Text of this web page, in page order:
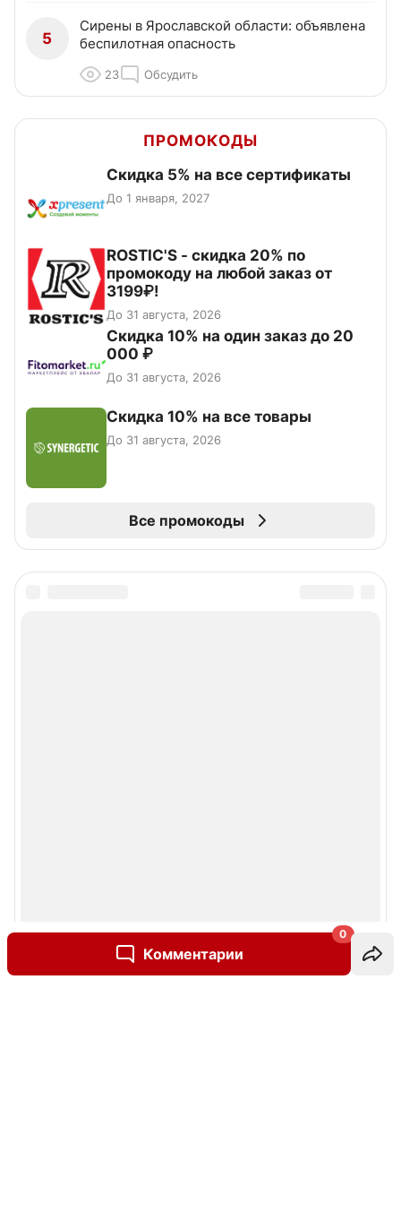
Комментарии
0
5
Сирены в Ярославской области: объявлена
беспилотная опасность
23 Обсудить
ПРОМОКОДЫ
Скидка 5% на все сертификаты
До 1 января, 2027
ROSTIC'S - скидка 20% по
промокоду на любой заказ от
3199₽!
До 31 августа, 2026
Скидка 10% на один заказ до 20
000 ₽
До 31 августа, 2026
Скидка 10% на все товары
До 31 августа, 2026
Все промокоды